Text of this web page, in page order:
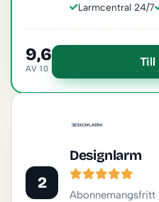
Larmcentral 24/7
9,6
AV 10
Till
2
Designlarm
Abonnemangsfritt